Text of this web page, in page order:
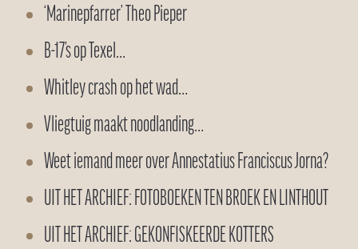
‘Marinepfarrer’ Theo Pieper
B-17’s op Texel…
Whitley crash op het wad…
Vliegtuig maakt noodlanding…
Weet iemand meer over Annestatius Franciscus Jorna?
UIT HET ARCHIEF: FOTOBOEKEN TEN BROEK EN LINTHOUT
UIT HET ARCHIEF: GEKONFISKEERDE KOTTERS